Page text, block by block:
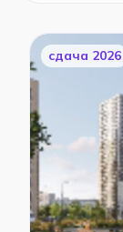
cдача 2026